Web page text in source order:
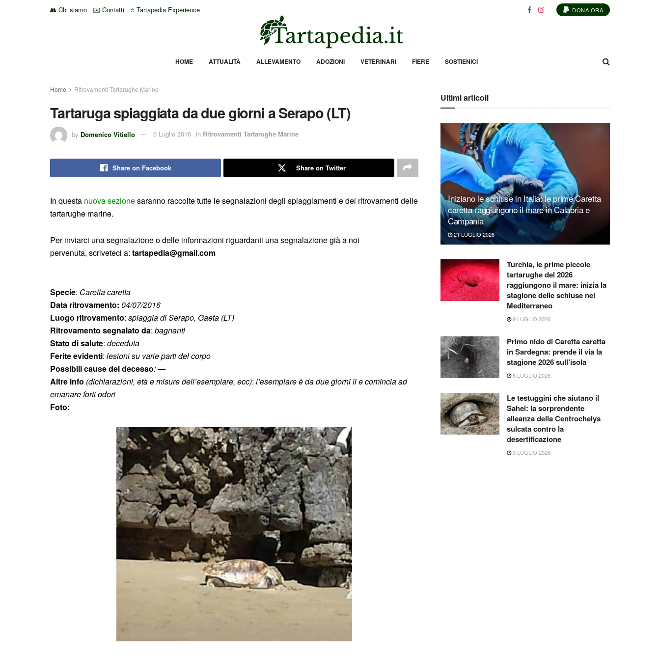
👥 Chi siamo ✉️ Contatti ⭐ Tartapedia Experience DONA ORA
HOME ATTUALITÀ ALLEVAMENTO ADOZIONI VETERINARI FIERE SOSTIENICI
Home Ritrovamenti Tartarughe Marine
Tartaruga spiaggiata da due giorni a Serapo (LT)
by Domenico Vitiello 6 Luglio 2016 in Ritrovamenti Tartarughe Marine
Share on Facebook Share on Twitter
In questa nuova sezionesaranno raccolte tutte le segnalazioni degli spiaggiamenti e dei ritrovamenti delle
tartarughe marine.
Per inviarci una segnalazione o delle informazioni riguardanti una segnalazione già a noi
pervenuta, scriveteci a: tartapedia@gmail.com
Specie: Caretta caretta
Data ritrovamento: 04/07/2016
Luogo ritrovamento: spiaggia di Serapo, Gaeta (LT)
Ritrovamento segnalato da: bagnanti
Stato di salute: deceduta
Ferite evidenti: lesioni su varie parti del corpo
Possibili cause del decesso: —
Altre info (dichiarazioni, età e misure dell’esemplare, ecc): l’esemplare è da due giorni li e comincia ad
emanare forti odori
Foto:
Ultimi articoli
Iniziano le schiuse in Italia: le prime Caretta
caretta raggiungono il mare in Calabria e
Campania
21 LUGLIO 2026
Turchia, le prime piccole
tartarughe del 2026
raggiungono il mare: inizia la
stagione delle schiuse nel
Mediterraneo
9 LUGLIO 2026
Primo nido di Caretta caretta
in Sardegna: prende il via la
stagione 2026 sull’isola
6 LUGLIO 2026
Le testuggini che aiutano il
Sahel: la sorprendente
alleanza della Centrochelys
sulcata contro la
desertificazione
3 LUGLIO 2026